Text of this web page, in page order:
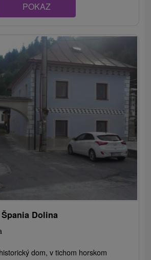
POKAZ
Dolina
dom, v tichom horskom